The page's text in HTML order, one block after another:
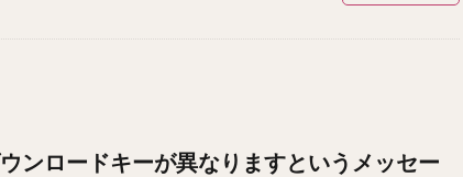
ンロードキーが異なりますというメッセー